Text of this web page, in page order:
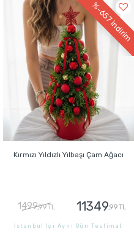
%-657
indirim
Kırmızı Yıldızlı Yılbaşı Çam Ağacı
1499,99 TL 11349,99 TL
İstanbul İçi Aynı Gün Teslimat